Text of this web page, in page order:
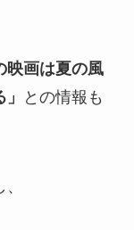
映画は夏の風
との情報も